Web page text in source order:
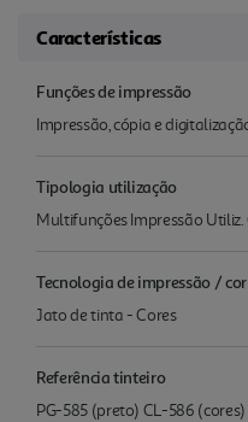
Características
Funções de impressão
Impressão, cópia e
Tipologia utilização
Multifunções Impressão
Tecnologia de impressão / cor
Jato de tinta - Cores
Referência tinteiro
PG-585 (preto) CL-586